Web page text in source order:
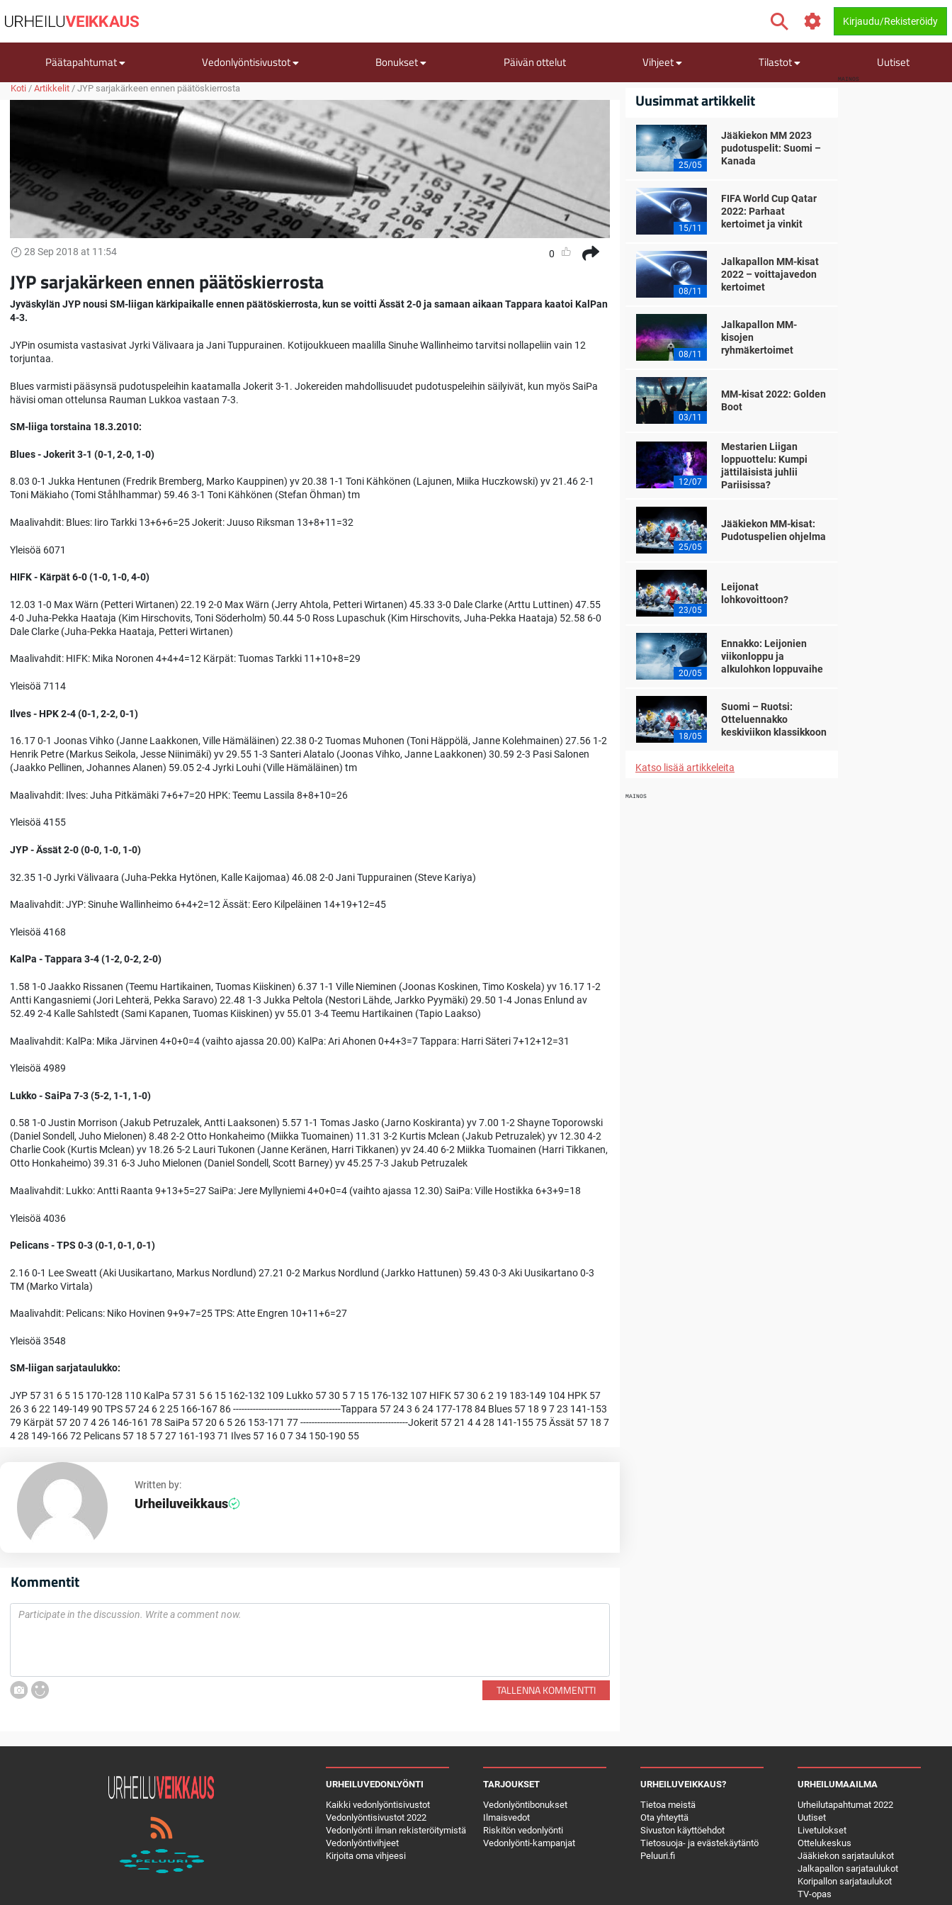
Kirjaudu/Rekisteröidy
Päätapahtumat Vedonlyöntisivustot Bonukset Päivän ottelut Vihjeet Tilastot Uutiset
MAINOS
Koti / Artikkelit / JYP sarjakärkeen ennen päätöskierrosta
28 Sep 2018 at 11:54 0
JYP sarjakärkeen ennen päätöskierrosta
Jyväskylän JYP nousi SM-liigan kärkipaikalle ennen päätöskierrosta, kun se voitti Ässät 2-0 ja samaan aikaan Tappara kaatoi KalPan
4-3.
JYPin osumista vastasivat Jyrki Välivaara ja Jani Tuppurainen. Kotijoukkueen maalilla Sinuhe Wallinheimo tarvitsi nollapeliin vain 12
torjuntaa.
Blues varmisti pääsynsä pudotuspeleihin kaatamalla Jokerit 3-1. Jokereiden mahdollisuudet pudotuspeleihin säilyivät, kun myös SaiPa
hävisi oman ottelunsa Rauman Lukkoa vastaan 7-3.
SM-liiga torstaina 18.3.2010:
Blues - Jokerit 3-1 (0-1, 2-0, 1-0)
8.03 0-1 Jukka Hentunen (Fredrik Bremberg, Marko Kauppinen) yv 20.38 1-1 Toni Kähkönen (Lajunen, Miika Huczkowski) yv 21.46 2-1
Toni Mäkiaho (Tomi Ståhlhammar) 59.46 3-1 Toni Kähkönen (Stefan Öhman) tm
Maalivahdit: Blues: Iiro Tarkki 13+6+6=25 Jokerit: Juuso Riksman 13+8+11=32
Yleisöä 6071
HIFK - Kärpät 6-0 (1-0, 1-0, 4-0)
12.03 1-0 Max Wärn (Petteri Wirtanen) 22.19 2-0 Max Wärn (Jerry Ahtola, Petteri Wirtanen) 45.33 3-0 Dale Clarke (Arttu Luttinen) 47.55
4-0 Juha-Pekka Haataja (Kim Hirschovits, Toni Söderholm) 50.44 5-0 Ross Lupaschuk (Kim Hirschovits, Juha-Pekka Haataja) 52.58 6-0
Dale Clarke (Juha-Pekka Haataja, Petteri Wirtanen)
Maalivahdit: HIFK: Mika Noronen 4+4+4=12 Kärpät: Tuomas Tarkki 11+10+8=29
Yleisöä 7114
Ilves - HPK 2-4 (0-1, 2-2, 0-1)
16.17 0-1 Joonas Vihko (Janne Laakkonen, Ville Hämäläinen) 22.38 0-2 Tuomas Muhonen (Toni Häppölä, Janne Kolehmainen) 27.56 1-2
Henrik Petre (Markus Seikola, Jesse Niinimäki) yv 29.55 1-3 Santeri Alatalo (Joonas Vihko, Janne Laakkonen) 30.59 2-3 Pasi Salonen
(Jaakko Pellinen, Johannes Alanen) 59.05 2-4 Jyrki Louhi (Ville Hämäläinen) tm
Maalivahdit: Ilves: Juha Pitkämäki 7+6+7=20 HPK: Teemu Lassila 8+8+10=26
Yleisöä 4155
JYP - Ässät 2-0 (0-0, 1-0, 1-0)
32.35 1-0 Jyrki Välivaara (Juha-Pekka Hytönen, Kalle Kaijomaa) 46.08 2-0 Jani Tuppurainen (Steve Kariya)
Maalivahdit: JYP: Sinuhe Wallinheimo 6+4+2=12 Ässät: Eero Kilpeläinen 14+19+12=45
Yleisöä 4168
KalPa - Tappara 3-4 (1-2, 0-2, 2-0)
1.58 1-0 Jaakko Rissanen (Teemu Hartikainen, Tuomas Kiiskinen) 6.37 1-1 Ville Nieminen (Joonas Koskinen, Timo Koskela) yv 16.17 1-2
Antti Kangasniemi (Jori Lehterä, Pekka Saravo) 22.48 1-3 Jukka Peltola (Nestori Lähde, Jarkko Pyymäki) 29.50 1-4 Jonas Enlund av
52.49 2-4 Kalle Sahlstedt (Sami Kapanen, Tuomas Kiiskinen) yv 55.01 3-4 Teemu Hartikainen (Tapio Laakso)
Maalivahdit: KalPa: Mika Järvinen 4+0+0=4 (vaihto ajassa 20.00) KalPa: Ari Ahonen 0+4+3=7 Tappara: Harri Säteri 7+12+12=31
Yleisöä 4989
Lukko - SaiPa 7-3 (5-2, 1-1, 1-0)
0.58 1-0 Justin Morrison (Jakub Petruzalek, Antti Laaksonen) 5.57 1-1 Tomas Jasko (Jarno Koskiranta) yv 7.00 1-2 Shayne Toporowski
(Daniel Sondell, Juho Mielonen) 8.48 2-2 Otto Honkaheimo (Miikka Tuomainen) 11.31 3-2 Kurtis Mclean (Jakub Petruzalek) yv 12.30 4-2
Charlie Cook (Kurtis Mclean) yv 18.26 5-2 Lauri Tukonen (Janne Keränen, Harri Tikkanen) yv 24.40 6-2 Miikka Tuomainen (Harri Tikkanen,
Otto Honkaheimo) 39.31 6-3 Juho Mielonen (Daniel Sondell, Scott Barney) yv 45.25 7-3 Jakub Petruzalek
Maalivahdit: Lukko: Antti Raanta 9+13+5=27 SaiPa: Jere Myllyniemi 4+0+0=4 (vaihto ajassa 12.30) SaiPa: Ville Hostikka 6+3+9=18
Yleisöä 4036
Pelicans - TPS 0-3 (0-1, 0-1, 0-1)
2.16 0-1 Lee Sweatt (Aki Uusikartano, Markus Nordlund) 27.21 0-2 Markus Nordlund (Jarkko Hattunen) 59.43 0-3 Aki Uusikartano 0-3
TM (Marko Virtala)
Maalivahdit: Pelicans: Niko Hovinen 9+9+7=25 TPS: Atte Engren 10+11+6=27
Yleisöä 3548
SM-liigan sarjataulukko:
JYP 57 31 6 5 15 170-128 110 KalPa 57 31 5 6 15 162-132 109 Lukko 57 30 5 7 15 176-132 107 HIFK 57 30 6 2 19 183-149 104 HPK 57
26 3 6 22 149-149 90 TPS 57 24 6 2 25 166-167 86 --------------------------------------Tappara 57 24 3 6 24 177-178 84 Blues 57 18 9 7 23 141-153
79 Kärpät 57 20 7 4 26 146-161 78 SaiPa 57 20 6 5 26 153-171 77 --------------------------------------Jokerit 57 21 4 4 28 141-155 75 Ässät 57 18 7
4 28 149-166 72 Pelicans 57 18 5 7 27 161-193 71 Ilves 57 16 0 7 34 150-190 55
Written by:
Urheiluveikkaus
Kommentit
TALLENNA KOMMENTTI
Uusimmat artikkelit
25/05
Jääkiekon MM 2023
pudotuspelit: Suomi –
Kanada
15/11
FIFA World Cup Qatar
2022: Parhaat
kertoimet ja vinkit
08/11
Jalkapallon MM-kisat
2022 – voittajavedon
kertoimet
08/11
Jalkapallon MM-
kisojen
ryhmäkertoimet
03/11
MM-kisat 2022: Golden
Boot
12/07
Mestarien Liigan
loppuottelu: Kumpi
jättiläisistä juhlii
Pariisissa?
25/05
Jääkiekon MM-kisat:
Pudotuspelien ohjelma
23/05
Leijonat
lohkovoittoon?
20/05
Ennakko: Leijonien
viikonloppu ja
alkulohkon loppuvaihe
18/05
Suomi – Ruotsi:
Otteluennakko
keskiviikon klassikkoon
Katso lisää artikkeleita
MAINOS
URHEILUVEDONLYÖNTI
Kaikki vedonlyöntisivustot
Vedonlyöntisivustot 2022
Vedonlyönti ilman rekisteröitymistä
Vedonlyöntivihjeet
Kirjoita oma vihjeesi
TARJOUKSET
Vedonlyöntibonukset
Ilmaisvedot
Riskitön vedonlyönti
Vedonlyönti-kampanjat
URHEILUVEIKKAUS?
Tietoa meistä
Ota yhteyttä
Sivuston käyttöehdot
Tietosuoja- ja evästekäytäntö
Peluuri.fi
URHEILUMAAILMA
Urheilutapahtumat 2022
Uutiset
Livetulokset
Ottelukeskus
Jääkiekon sarjataulukot
Jalkapallon sarjataulukot
Koripallon sarjataulukot
TV-opas